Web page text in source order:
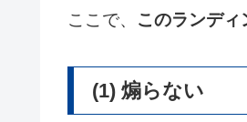
ここで、 このランデ
(1) 煽らない